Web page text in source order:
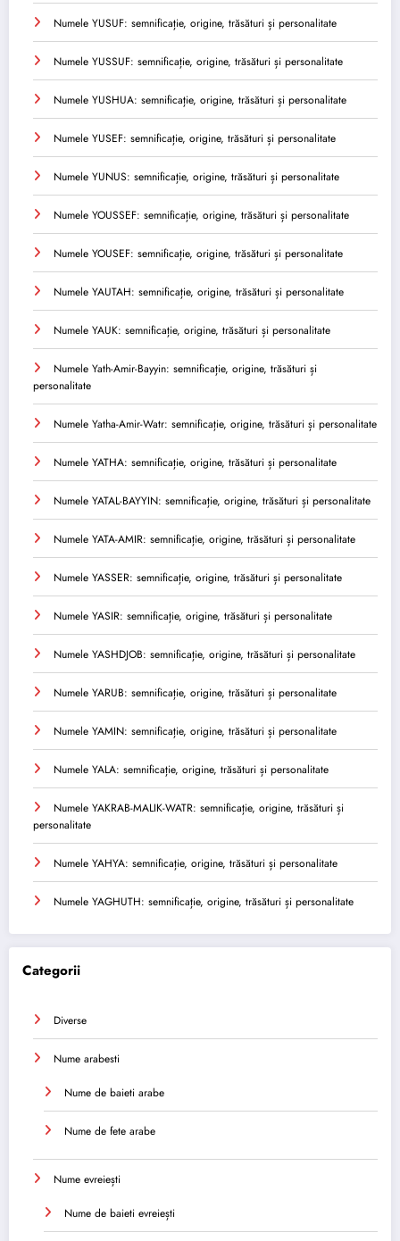
Numele YUSUF: semnificație, origine, trăsături și personalitate
Numele YUSSUF: semnificație, origine, trăsături și personalitate
Numele YUSHUA: semnificație, origine, trăsături și personalitate
Numele YUSEF: semnificație, origine, trăsături și personalitate
Numele YUNUS: semnificație, origine, trăsături și personalitate
Numele YOUSSEF: semnificație, origine, trăsături și personalitate
Numele YOUSEF: semnificație, origine, trăsături și personalitate
Numele YAUTAH: semnificație, origine, trăsături și personalitate
Numele YAUK: semnificație, origine, trăsături și personalitate
Numele Yath-Amir-Bayyin: semnificație, origine, trăsături și
personalitate
Numele Yatha-Amir-Watr: semnificație, origine, trăsături și personalitate
Numele YATHA: semnificație, origine, trăsături și personalitate
Numele YATAL-BAYYIN: semnificație, origine, trăsături și personalitate
Numele YATA-AMIR: semnificație, origine, trăsături și personalitate
Numele YASSER: semnificație, origine, trăsături și personalitate
Numele YASIR: semnificație, origine, trăsături și personalitate
Numele YASHDJOB: semnificație, origine, trăsături și personalitate
Numele YARUB: semnificație, origine, trăsături și personalitate
Numele YAMIN: semnificație, origine, trăsături și personalitate
Numele YALA: semnificație, origine, trăsături și personalitate
Numele YAKRAB-MALIK-WATR: semnificație, origine, trăsături și
personalitate
Numele YAHYA: semnificație, origine, trăsături și personalitate
Numele YAGHUTH: semnificație, origine, trăsături și personalitate
Categorii
Diverse
Nume arabesti
Nume de baieti arabe
Nume de fete arabe
Nume evreiești
Nume de baieti evreiești